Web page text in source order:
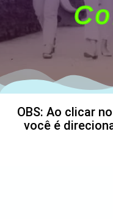
OBS: Ao clicar
você é